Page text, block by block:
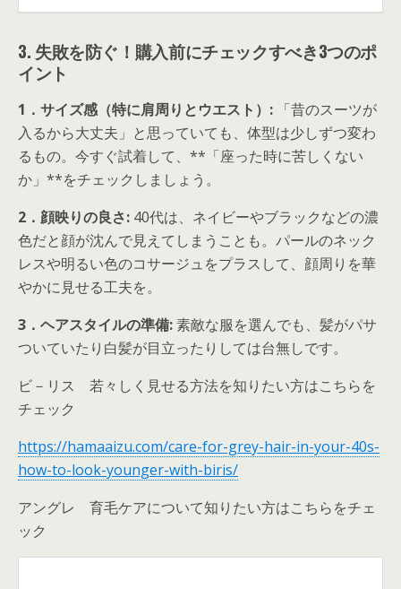
3. 失敗を防ぐ！購入前にチェックすべき3つのポ
イント
1． サイズ感（特に肩周りとウエスト）: 「昔のスーツが
入るから大丈夫」と思っていても、体型は少しずつ変わ
るもの。今すぐ試着して、**「座った時に苦しくない
か」**をチェックしましょう。
2． 顔映りの良さ: 40代は、ネイビーやブラックなどの濃
色だと顔が沈んで見えてしまうことも。パールのネック
レスや明るい色のコサージュをプラスして、顔周りを華
やかに見せる工夫を。
3． ヘアスタイルの準備:素敵な服を選んでも、髪がパサ
ついていたり白髪が目立ったりしては台無しです。
ビ－リス 若々しく見せる方法を知りたい方はこちらを
チェック
https://hamaaizu.com/care-for-grey-hair-in-your-40s-
how-to-look-younger-with-biris/
アングレ 育毛ケアについて知りたい方はこちらをチェ
ック